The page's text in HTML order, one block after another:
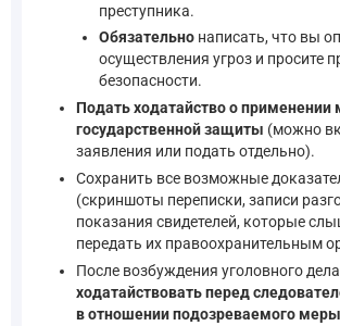
преступника.
Обязательно написать, что вы
осуществления угроз и просите
безопасности.
Подать ходатайство о применении
государственной защиты (можно
заявления или подать отдельно).
Сохранить все возможные
(скриншоты переписки, записи
показания свидетелей, которые
передать их правоохранительным
После возбуждения уголовного дела
ходатайствовать перед
в отношении подозреваемого